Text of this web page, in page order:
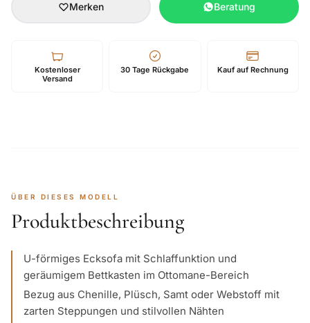
Merken Beratung
Kostenloser
Versand
30 Tage Rückgabe Kauf auf Rechnung
ÜBER DIESES MODELL
Produktbeschreibung
U-förmiges Ecksofa mit Schlaffunktion und
geräumigem Bettkasten im Ottomane-Bereich
Bezug aus Chenille, Plüsch, Samt oder Webstoff mit
zarten Steppungen und stilvollen Nähten